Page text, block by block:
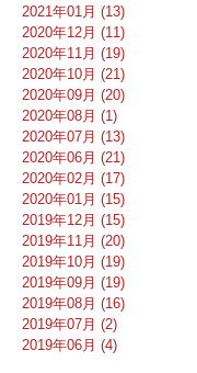
2021年01月 (13)
2020年12月 (11)
2020年11月 (19)
2020年10月 (21)
2020年09月 (20)
2020年08月 (1)
2020年07月 (13)
2020年06月 (21)
2020年02月 (17)
2020年01月 (15)
2019年12月 (15)
2019年11月 (20)
2019年10月 (19)
2019年09月 (19)
2019年08月 (16)
2019年07月 (2)
2019年06月 (4)